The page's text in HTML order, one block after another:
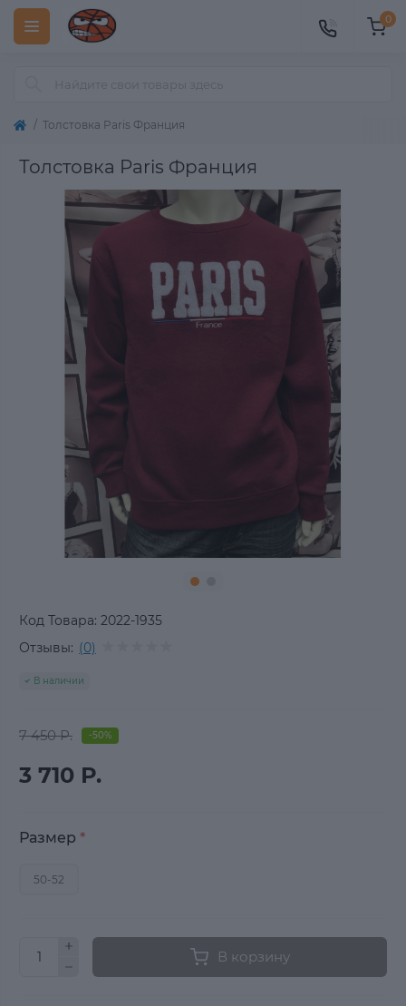
0
Толстовка Paris Франция
Толстовка Paris Франция
Код Товара: 2022-1935
Отзывы: (0)
В наличии
7 450 Р. -50%
3 710 Р.
Размер *
50-52
В корзину